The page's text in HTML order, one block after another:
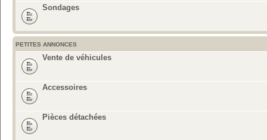
Sondages
PETITES ANNONCES
Vente de véhicules
Accessoires
Pièces détachées